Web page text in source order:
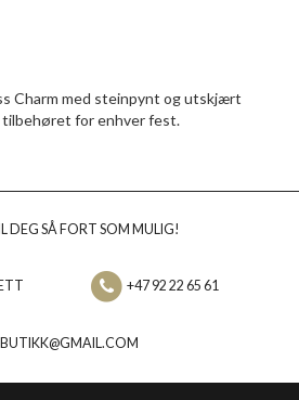
Charm med steinpynt og utskjært
for enhver fest.
DEG SÅ FORT SOM MULIG!
+47 92 22 65 61